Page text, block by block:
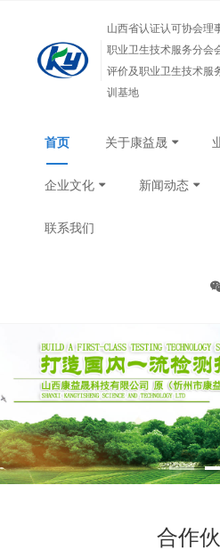
山西省认证认可协会理
职业卫生技术服务分会
评价及职业卫生技术服
训基地
首页 关于康益晟
企业文化 新闻动态
联系我们
合作